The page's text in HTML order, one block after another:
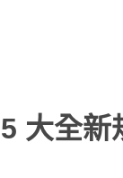
大全新